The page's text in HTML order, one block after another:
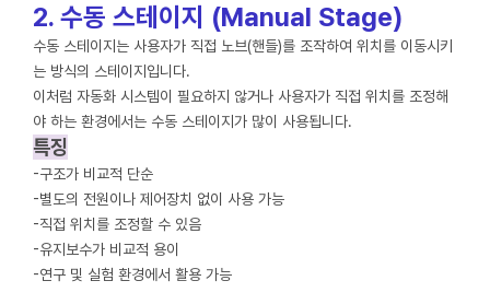
2. 수동 스테이지 (Manual Stage)
수동 스테이지는 사용자가 직접 노브(핸들)를 조작하여 위치를 이동시키
는 방식의 스테이지입니다.
이처럼 자동화 시스템이 필요하지 않거나 사용자가 직접 위치를 조정해
야 하는 환경에서는 수동 스테이지가 많이 사용됩니다.
특징
-구조가 비교적 단순
-별도의 전원이나 제어장치 없이 사용 가능
-직접 위치를 조정할 수 있음
-유지보수가 비교적 용이
-연구 및 실험 환경에서 활용 가능